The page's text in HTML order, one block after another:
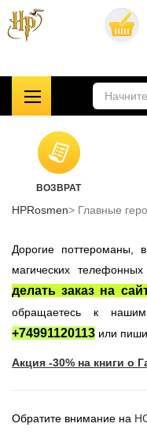
Перейти
Комплекты книг о
Акционные товары к
Учебники Хогвартса
Гарри Поттер на
Настольные игры
Атрибутика Гарри
Одежда Гарри Поттер
Новогодние игрушки
ВОЗВРАТ
HPRosmen Главные
Дорогие поттероманы,
магических
делать заказ на
обращаетесь к
+74991120113 или
Акция -30% на книги о
Обратите внимание на